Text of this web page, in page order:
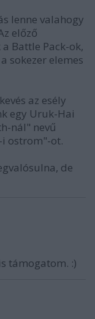
lenne valahogy
előző
Battle Pack-ok,
sokezer elemes
az esély
egy Uruk-Hai
nál" nevű
i ostrom"-ot.
de
támogatom. :)